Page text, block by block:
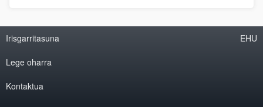
Irisgarritasuna
Lege oharra
Kontaktua
EHU